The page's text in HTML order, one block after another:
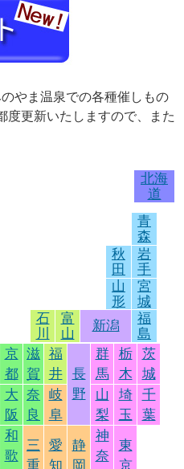
やま温泉での各種催しもの
度更新いたしますので、また
北海
道
青
森
秋
田
岩
手
山
形
宮
城
石
川
富
山
新潟
福
島
京
都
滋
賀
福
井
長
野
群
馬
栃
木
茨
城
大
阪
奈
良
岐
阜
山
梨
埼
玉
千
葉
和
歌
三
重
愛
知
静
岡
神
奈
東
京